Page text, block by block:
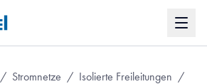
/ Stromnetze / Isolierte Freileitungen /